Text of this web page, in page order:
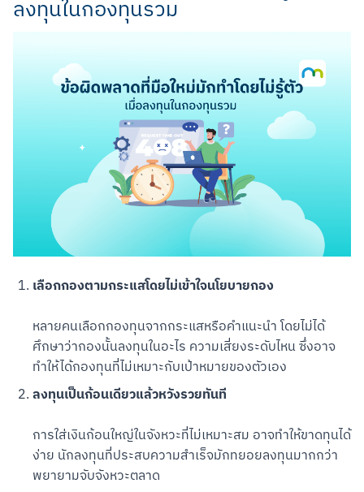
Scan to Download
ลงทุนในกองทุนรวม
เลือกกองตามกระแสโดยไม่เข้าใจนโยบายกอง
หลายคนเลือกกองทุนจากกระแสหรือคำแนะนำ โดยไม่ได้
ศึกษาว่ากองนั้นลงทุนในอะไร ความเสี่ยงระดับไหน ซึ่งอาจ
ทำให้ได้กองทุนที่ไม่เหมาะกับเป้าหมายของตัวเอง
ลงทุนเป็นก้อนเดียวแล้วหวังรวยทันที
การใส่เงินก้อนใหญ่ในจังหวะที่ไม่เหมาะสม อาจทำให้ขาดทุนได้
ง่าย นักลงทุนที่ประสบความสำเร็จมักทยอยลงทุนมากกว่า
พยายามจับจังหวะตลาด